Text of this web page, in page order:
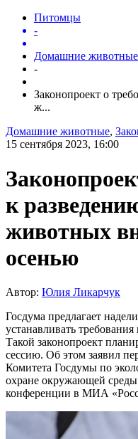
Питомцы
-
Домашние животные
-
Законопроект о
ж...
Домашние животные,
15 сентября 2023, 16:00
к
животных
осенью
Автор: Юлия Ликарчук
Госдума предлагает
устанавливать
Такой законопроект
сессию. Об этом заявил
Комитета Госдумы по
охране окружающей
конференции в МИА